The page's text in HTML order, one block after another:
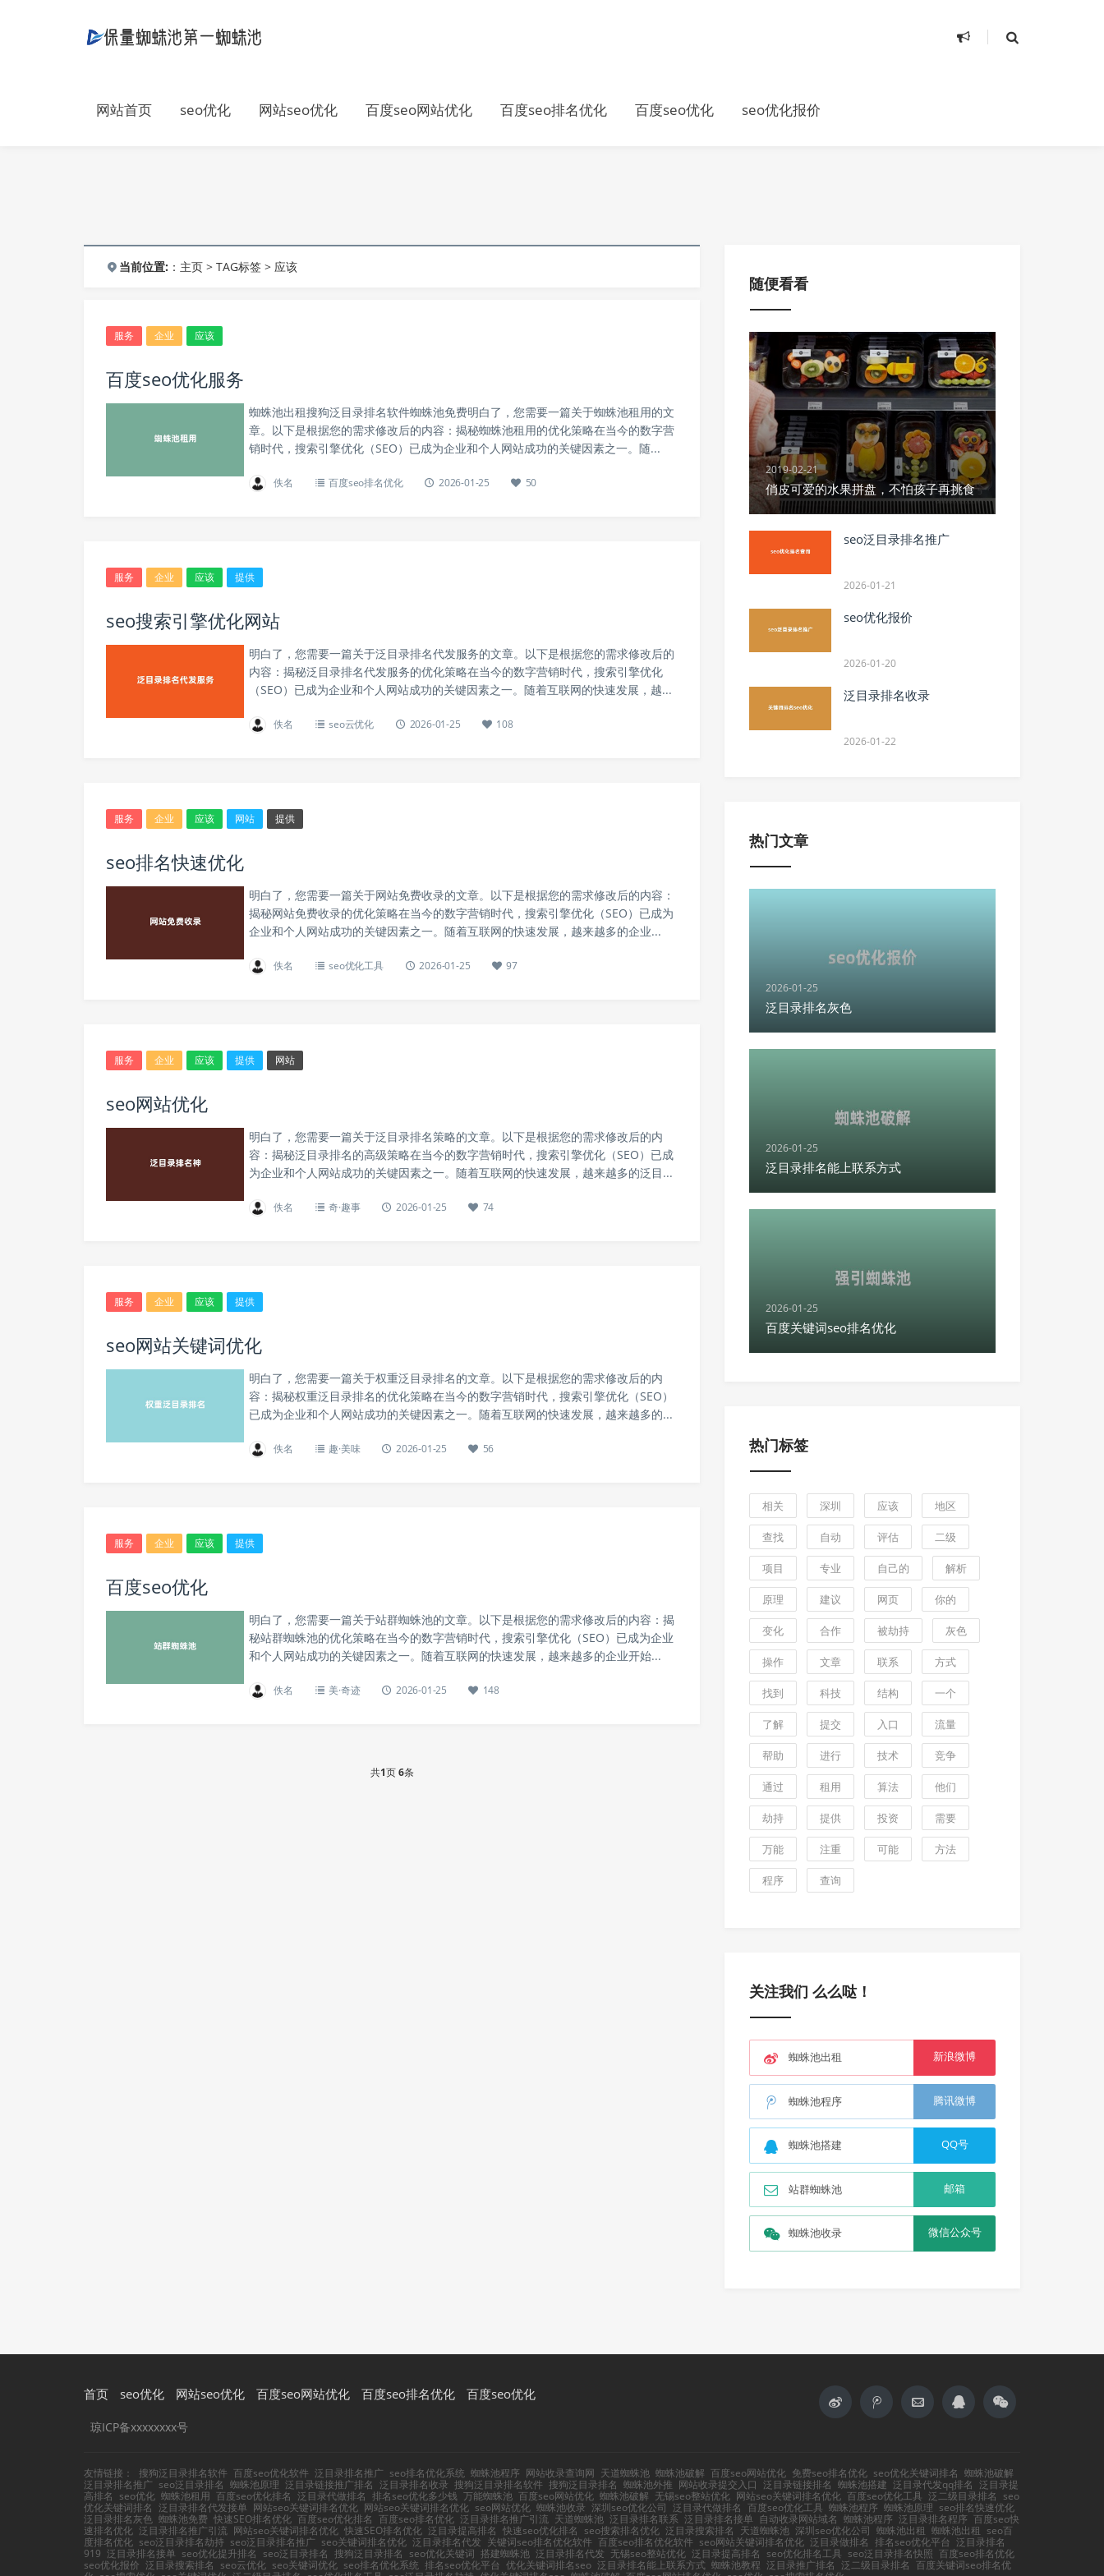
网站首页 seo优化 网站seo优化 百度seo网站优化 百度seo排名优化 百度seo优化 seo优化报价
当前位置: ： 主页 >TAG标签 > 应该
服务 企业 应该
百度seo优化服务
蜘蛛池出租搜狗泛目录排名软件蜘蛛池免费明白了，您需要一篇关于蜘蛛池租用的文
章。以下是根据您的需求修改后的内容：揭秘蜘蛛池租用的优化策略在当今的数字营
销时代，搜索引擎优化（SEO）已成为企业和个人网站成功的关键因素之一。随...
佚名 百度seo排名优化 2026-01-25 50
服务 企业 应该 提供
seo搜索引擎优化网站
明白了，您需要一篇关于泛目录排名代发服务的文章。以下是根据您的需求修改后的
内容：揭秘泛目录排名代发服务的优化策略在当今的数字营销时代，搜索引擎优化
（SEO）已成为企业和个人网站成功的关键因素之一。随着互联网的快速发展，越...
佚名 seo云优化 2026-01-25 108
服务 企业 应该 网站 提供
seo排名快速优化
明白了，您需要一篇关于网站免费收录的文章。以下是根据您的需求修改后的内容：
揭秘网站免费收录的优化策略在当今的数字营销时代，搜索引擎优化（SEO）已成为
企业和个人网站成功的关键因素之一。随着互联网的快速发展，越来越多的企业...
佚名 seo优化工具 2026-01-25 97
服务 企业 应该 提供 网站
seo网站优化
明白了，您需要一篇关于泛目录排名策略的文章。以下是根据您的需求修改后的内
容：揭秘泛目录排名的高级策略在当今的数字营销时代，搜索引擎优化（SEO）已成
为企业和个人网站成功的关键因素之一。随着互联网的快速发展，越来越多的泛目...
佚名 奇·趣事 2026-01-25 74
服务 企业 应该 提供
seo网站关键词优化
明白了，您需要一篇关于权重泛目录排名的文章。以下是根据您的需求修改后的内
容：揭秘权重泛目录排名的优化策略在当今的数字营销时代，搜索引擎优化（SEO）
已成为企业和个人网站成功的关键因素之一。随着互联网的快速发展，越来越多的...
佚名 趣·美味 2026-01-25 56
服务 企业 应该 提供
百度seo优化
明白了，您需要一篇关于站群蜘蛛池的文章。以下是根据您的需求修改后的内容：揭
秘站群蜘蛛池的优化策略在当今的数字营销时代，搜索引擎优化（SEO）已成为企业
和个人网站成功的关键因素之一。随着互联网的快速发展，越来越多的企业开始...
佚名 美·奇迹 2026-01-25 148
共1页6条
随便看看
2019-02-21
俏皮可爱的水果拼盘，不怕孩子再挑食
seo泛目录排名推广
2026-01-21
seo优化报价
2026-01-20
泛目录排名收录
2026-01-22
热门文章
2026-01-25
泛目录排名灰色
2026-01-25
泛目录排名能上联系方式
2026-01-25
百度关键词seo排名优化
热门标签
相关 深圳 应该 地区
查找 自动 评估 二级
项目 专业 自己的 解析
原理 建议 网页 你的
变化 合作 被劫持 灰色
操作 文章 联系 方式
找到 科技 结构 一个
了解 提交 入口 流量
帮助 进行 技术 竞争
通过 租用 算法 他们
劫持 提供 投资 需要
万能 注重 可能 方法
程序 查询
关注我们 么么哒！
蜘蛛池出租 新浪微博
蜘蛛池程序 腾讯微博
蜘蛛池搭建 QQ号
站群蜘蛛池 邮箱
蜘蛛池收录 微信公众号
首页 seo优化 网站seo优化 百度seo网站优化 百度seo排名优化 百度seo优化
琼ICP备xxxxxxxx号
友情链接： 搜狗泛目录排名软件 百度seo优化软件 泛目录排名推广 seo排名优化系统 蜘蛛池程序 网站收录查询网 天道蜘蛛池 蜘蛛池破解 百度seo网站优化 免费seo排名优化 seo优化关键词排名 蜘蛛池破解
泛目录排名推广 seo泛目录排名 蜘蛛池原理 泛目录链接推广排名 泛目录排名收录 搜狗泛目录排名软件 搜狗泛目录排名 蜘蛛池外推 网站收录提交入口 泛目录链接排名 蜘蛛池搭建 泛目录代发qq排名 泛目录提
高排名 seo优化 蜘蛛池租用 百度seo优化排名 泛目录代做排名 排名seo优化多少钱 万能蜘蛛池 百度seo网站优化 蜘蛛池破解 无锡seo整站优化 网站seo关键词排名优化 百度seo优化工具 泛二级目录排名 seo
优化关键词排名 泛目录排名代发接单 网站seo关键词排名优化 网站seo关键词排名优化 seo网站优化 蜘蛛池收录 深圳seo优化公司 泛目录代做排名 百度seo优化工具 蜘蛛池程序 蜘蛛池原理 seo排名快速优化
泛目录排名灰色 蜘蛛池免费 快速SEO排名优化 百度seo优化排名 百度seo排名优化 泛目录排名推广引流 天道蜘蛛池 泛目录排名联系 泛目录排名接单 自动收录网站域名 蜘蛛池程序 泛目录排名程序 百度seo快
速排名优化 泛目录排名推广引流 网站seo关键词排名优化 快速SEO排名优化 泛目录提高排名 快速seo优化排名 seo搜索排名优化 泛目录搜索排名 天道蜘蛛池 深圳seo优化公司 蜘蛛池出租 蜘蛛池出租 seo百
度排名优化 seo泛目录排名劫持 seo泛目录排名推广 seo关键词排名优化 泛目录排名代发 关键词seo排名优化软件 百度seo排名优化软件 seo网站关键词排名优化 泛目录做排名 排名seo优化平台 泛目录排名
919 泛目录排名接单 seo优化提升排名 seo泛目录排名 搜狗泛目录排名 seo优化关键词 搭建蜘蛛池 泛目录排名代发 无锡seo整站优化 泛目录提高排名 seo优化排名工具 seo泛目录排名快照 百度seo排名优化
seo优化报价 泛目录搜索排名 seo云优化 seo关键词优化 seo排名优化系统 排名seo优化平台 优化关键词排名seo 泛目录排名能上联系方式 蜘蛛池教程 泛目录推广排名 泛二级目录排名 百度关键词seo排名优